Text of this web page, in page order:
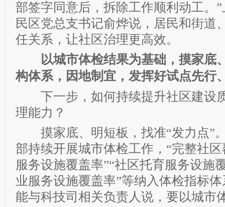
部签字同意后，拆除工作顺利动工。
民区党总支书记俞烨说，居民和街道
任关系，让社区治理更高效。
以城市体检结果为基础，摸家底
构体系，因地制宜，发挥好试点先行
下一步，如何持续提升社区建设
理能力？
摸家底、明短板，找准“发力点”
部持续开展城市体检工作，“完整社
服务设施覆盖率”“社区托育服务设施
业服务设施覆盖率”等纳入体检指标
能与科技司相关负责人说，要以城市